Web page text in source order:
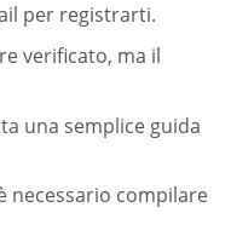
per registrarti.
verificato, ma il
una semplice guida
necessario compilare